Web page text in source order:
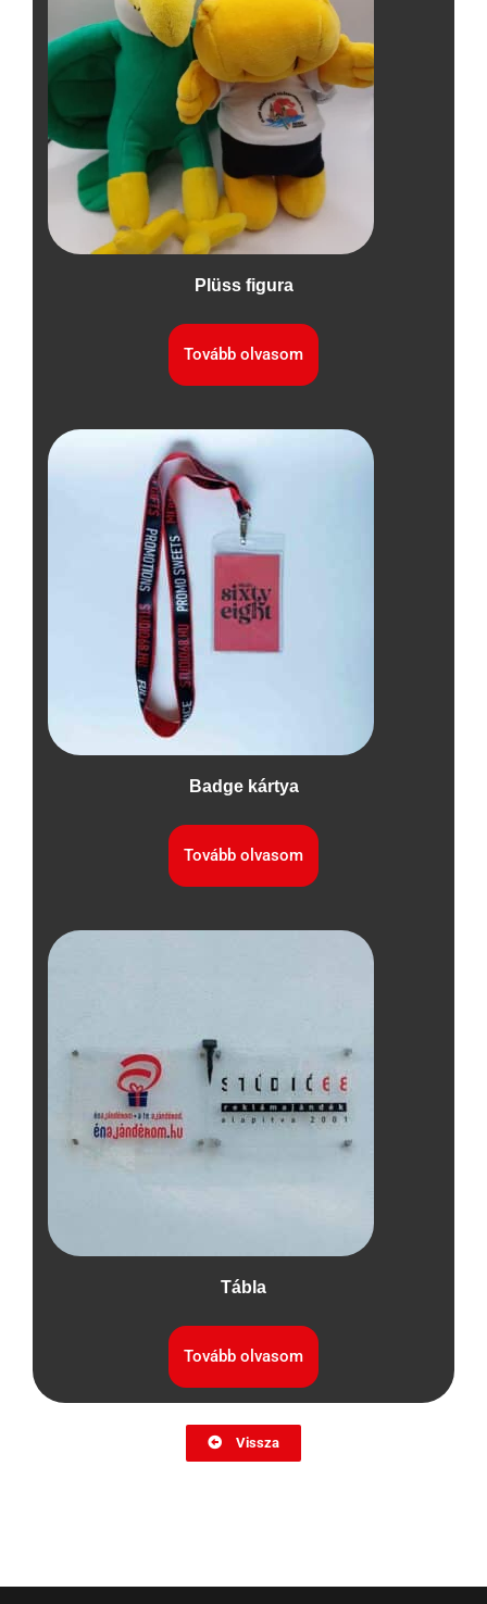
Plüss figura
Tovább olvasom
Badge kártya
Tovább olvasom
Tábla
Tovább olvasom
Vissza